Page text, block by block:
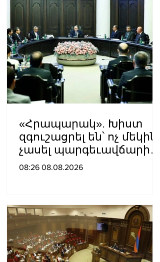
«Հրապարակ». Խիստ
զգուշացրել են՝ ոչ մեկին
չասել պարգեւավճարի
չափը, սպառնացել
08:26 08.08.2026